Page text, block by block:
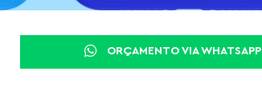
ORÇAMENTO VIA WHATSAPP